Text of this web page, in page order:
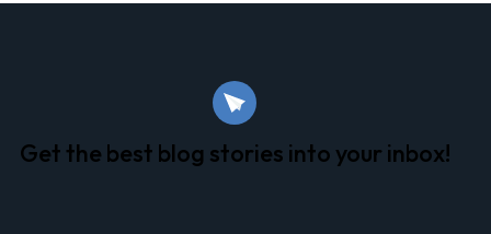
Get the best blog stories into your inbox!